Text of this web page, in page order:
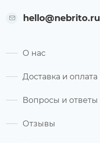
hello@nebrito.ru
О нас
Доставка и оплата
Вопросы и ответы
Отзывы